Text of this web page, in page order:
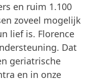
en ruim 1.100
zoveel mogelijk
lief is. Florence
Dat
geriatrische
en in onze